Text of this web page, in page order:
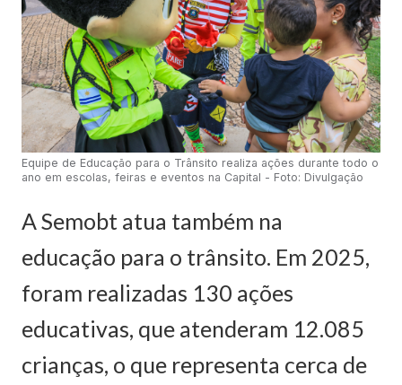
Equipe de Educação para o Trânsito realiza ações durante todo o
ano em escolas, feiras e eventos na Capital - Foto: Divulgação
A Semobt atua também na
educação para o trânsito. Em 2025,
foram realizadas 130 ações
educativas, que atenderam 12.085
crianças, o que representa cerca de